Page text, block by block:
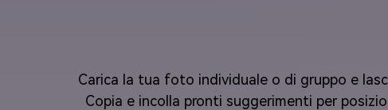
Carica la tua foto individuale o di gruppo e
Copia e incolla pronti suggerimenti per